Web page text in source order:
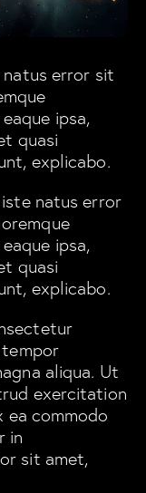
natus error sit
ipsa,
quasi
explicabo.
natus error
ipsa,
quasi
explicabo.
aliqua. Ut
exercitation
ea commodo
in
sit amet,